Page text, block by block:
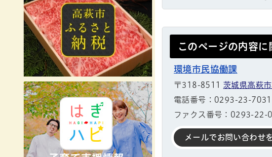
このページの内容
環境市民協働課
〒318-8511 茨城県高萩
電話番号：0293-23-7031
ファクス番号：0293-22-
メールでお問い合わせ